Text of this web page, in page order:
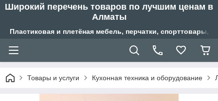
Широкий перечень товаров по лучшим ценам в
Алматы
Пластиковая и плетёная мебель, перчатки,
Товары и услуги Кухонная техника и оборудование